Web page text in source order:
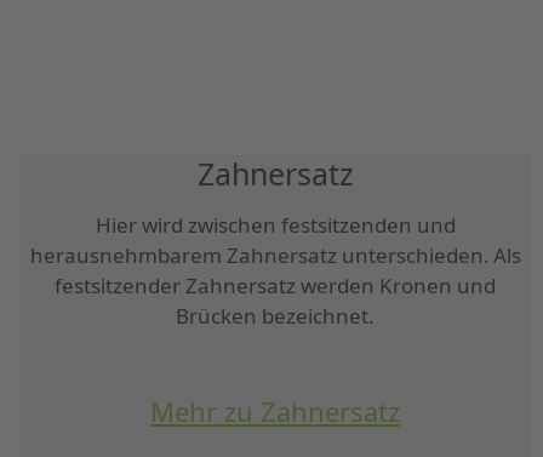
Zahnersatz
Hier wird zwischen festsitzenden und
herausnehmbarem Zahnersatz unterschieden. Als
festsitzender Zahnersatz werden Kronen und
Brücken bezeichnet.
Mehr zu Zahnersatz